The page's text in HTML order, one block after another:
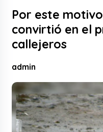
Por este
convirtió en el
callejeros
admin